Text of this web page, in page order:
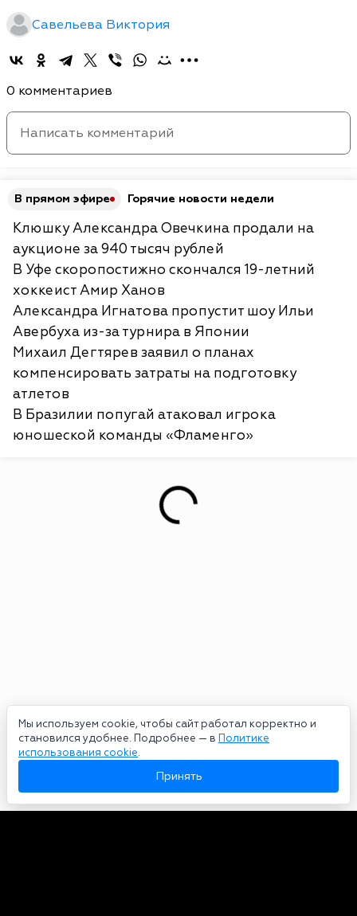
Мы используем cookie, чтобы сайт работал корректно и
становился удобнее. Подробнее — в Политике
использования cookie.
Принять
Савельева Виктория
0 комментариев
В прямом эфире Горячие новости недели
Клюшку Александра Овечкина продали на
аукционе за 940 тысяч рублей
В Уфе скоропостижно скончался 19-летний
хоккеист Амир Ханов
Александра Игнатова пропустит шоу Ильи
Авербуха из-за турнира в Японии
Михаил Дегтярев заявил о планах
компенсировать затраты на подготовку
атлетов
В Бразилии попугай атаковал игрока
юношеской команды «Фламенго»